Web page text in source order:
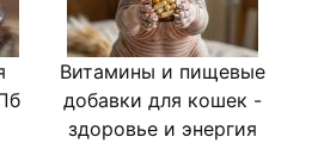
Витамины и пищевые
добавки для кошек -
здоровье и энергия